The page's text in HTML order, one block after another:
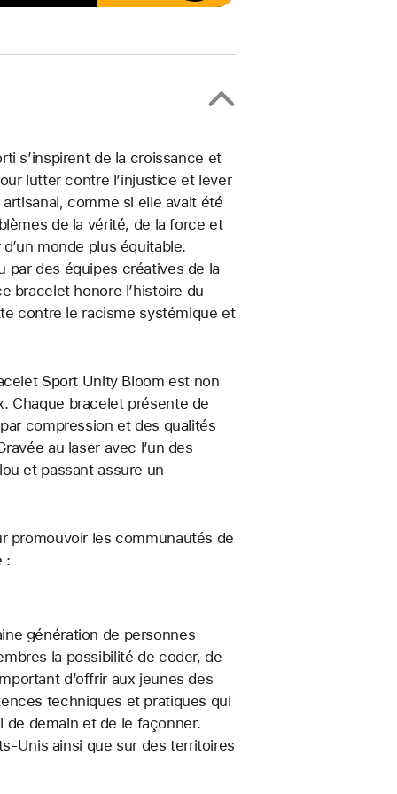
s’inspirent de la croissance et
lutter contre l’injustice et lever
comme si elle avait été
de la vérité, de la force et
monde plus équitable.
par des équipes créatives de la
bracelet honore l’histoire du
contre le racisme systémique et
Sport Unity Bloom est non
Chaque bracelet présente de
compression et des qualités
au laser avec l’un des
et passant assure un
promouvoir les communautés de
:
génération de personnes
la possibilité de coder, de
d’offrir aux jeunes des
techniques et pratiques qui
demain et de le façonner.
Unis ainsi que sur des territoires